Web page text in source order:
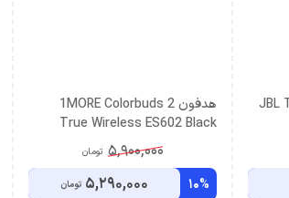
هدفون 1MORE Colorbuds 2
True Wireless ES602 Black
5,900,000 تومان
10%
5,290,000 تومان